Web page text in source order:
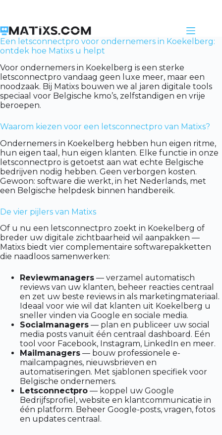
Een letsconnectpro voor ondernemers in Koekelberg:
ontdek hoe Matixs u helpt
Voor ondernemers in Koekelberg is een sterke
letsconnectpro vandaag geen luxe meer, maar een
noodzaak. Bij Matixs bouwen we al jaren digitale tools
speciaal voor Belgische kmo’s, zelfstandigen en vrije
beroepen.
Waarom kiezen voor een letsconnectpro van Matixs?
Ondernemers in Koekelberg hebben hun eigen ritme,
hun eigen taal, hun eigen klanten. Elke functie in onze
letsconnectpro is getoetst aan wat echte Belgische
bedrijven nodig hebben. Geen verborgen kosten.
Gewoon: software die werkt, in het Nederlands, met
een Belgische helpdesk binnen handbereik.
De vier pijlers van Matixs
Of u nu een letsconnectpro zoekt in Koekelberg of
breder uw digitale zichtbaarheid wil aanpakken —
Matixs biedt vier complementaire softwarepakketten
die naadloos samenwerken:
Reviewmanagers — verzamel automatisch
reviews van uw klanten, beheer reacties centraal
en zet uw beste reviews in als marketingmateriaal.
Ideaal voor wie wil dat klanten uit Koekelberg u
sneller vinden via Google en sociale media.
Socialmanagers — plan en publiceer uw social
media posts vanuit één centraal dashboard. Eén
tool voor Facebook, Instagram, LinkedIn en meer.
Mailmanagers — bouw professionele e-
mailcampagnes, nieuwsbrieven en
automatiseringen. Met sjablonen specifiek voor
Belgische ondernemers.
Letsconnectpro — koppel uw Google
Bedrijfsprofiel, website en klantcommunicatie in
één platform. Beheer Google-posts, vragen, fotos
en updates centraal.